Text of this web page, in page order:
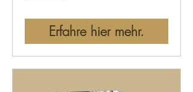
Erfahre hier mehr.